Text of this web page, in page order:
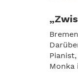
Monka